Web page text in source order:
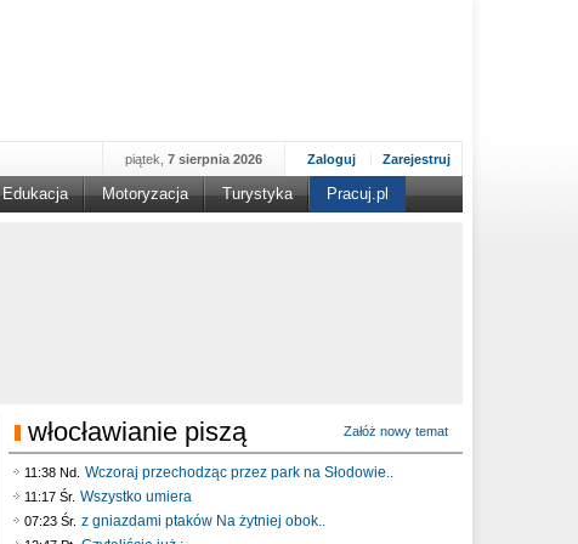
Zaloguj Zarejestruj
piątek, 7 sierpnia 2026
Edukacja Motoryzacja Turystyka Pracuj.pl
włocławianie piszą Załóż nowy temat
11:38 Nd. Wczoraj przechodząc przez park na Słodowie..
11:17 Śr. Wszystko umiera
07:23 Śr. z gniazdami ptaków Na żytniej obok..